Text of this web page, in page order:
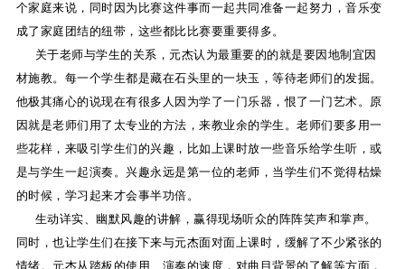
个家庭来说，同时因为比赛这件事而一起共同准备一起努力，音乐变
成了家庭团结的纽带，这些都比比赛要重要得多。
关于老师与学生的关系，元杰认为最重要的的就是要因地制宜因
材施教。每一个学生都是藏在石头里的一块玉，等待老师们的发掘。
他极其痛心的说现在有很多人因为学了一门乐器，恨了一门艺术。原
因就是老师们用了太专业的方法，来教业余的学生。老师们要多用一
些花样，来吸引学生们的兴趣，比如上课时放一些音乐给学生听，或
是与学生一起演奏。兴趣永远是第一位的老师，当学生们不觉得枯燥
的时候，学习起来才会事半功倍。
生动详实、幽默风趣的讲解，赢得现场听众的阵阵笑声和掌声。
同时，也让学生们在接下来与元杰面对面上课时，缓解了不少紧张的
情绪。元杰从踏板的使用、演奏的速度，对曲目背景的了解等方面，